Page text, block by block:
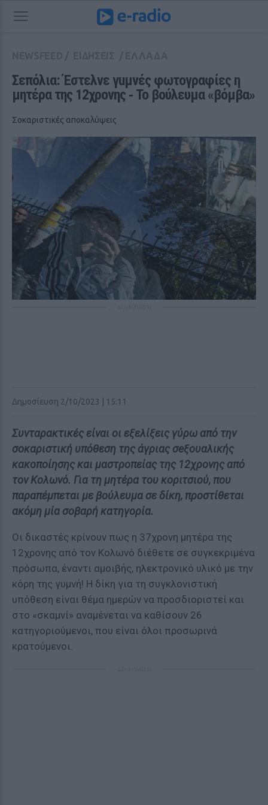
Σεπόλια: Έστελνε γuμνές φωτογραφίες η
μητέρα της 12χρονης ‑ Το βούλευμα «βόμβα»
Σοκαριστικές αποκαλύψεις
Δημοσίευση 2/10/2023 | 15:11
Συνταρακτικές είναι οι εξελίξεις γύρω από την
σοκαριστική υπόθεση της άγριας σeξουαλικής
κακοποίησης και μαστροπείας της 12χρονης από
τον Κολωνό. Για τη μητέρα του κοριτσιού, που
παραπέμπεται με βούλευμα σε δίκη, προστίθεται
ακόμη μία σοβαρή κατηγορία.
Οι δικαστές κρίνουν πως η 37χρονη μητέρα της
12χρονης από τον Κολωνό διέθετε σε συγκεκριμένα
πρόσωπα, έναντι αμοιβής, ηλεκτρονικό υλικό με την
κόρη της γυμνή! Η δίκη για τη συγκλονιστική
υπόθεση είναι θέμα ημερών να προσδιοριστεί και
στο «σκαμνί» αναμένεται να καθίσουν 26
κατηγοριούμενοι, που είναι όλοι προσωρινά
κρατούμενοι.